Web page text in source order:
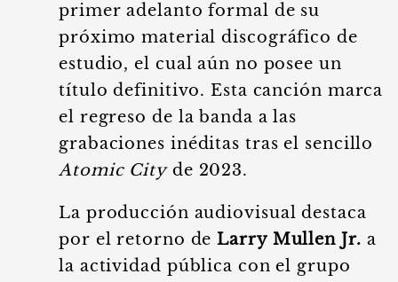
primer adelanto formal de su
próximo material discográfico de
estudio, el cual aún no posee un
título definitivo. Esta canción marca
el regreso de la banda a las
grabaciones inéditas tras el sencillo
Atomic Cityde 2023.
La producción audiovisual destaca
por el retorno deLarry Mullen Jr. a
la actividad pública con el grupo